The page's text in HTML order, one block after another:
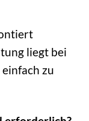
liegt bei
zu